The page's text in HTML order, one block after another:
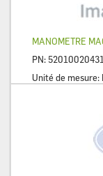
MANOMETRE
PN: 52010020431
Unité de mesure: